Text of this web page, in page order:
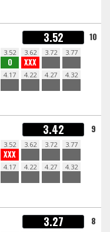
3.52 10
3.52
O
3.62
XXX
3.72 3.77
4.17 4.22 4.27 4.32
3.42 9
3.52
XXX
3.62 3.72 3.77
4.17 4.22 4.27 4.32
3.27 8